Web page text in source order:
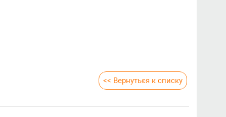
<< Вернуться к списку